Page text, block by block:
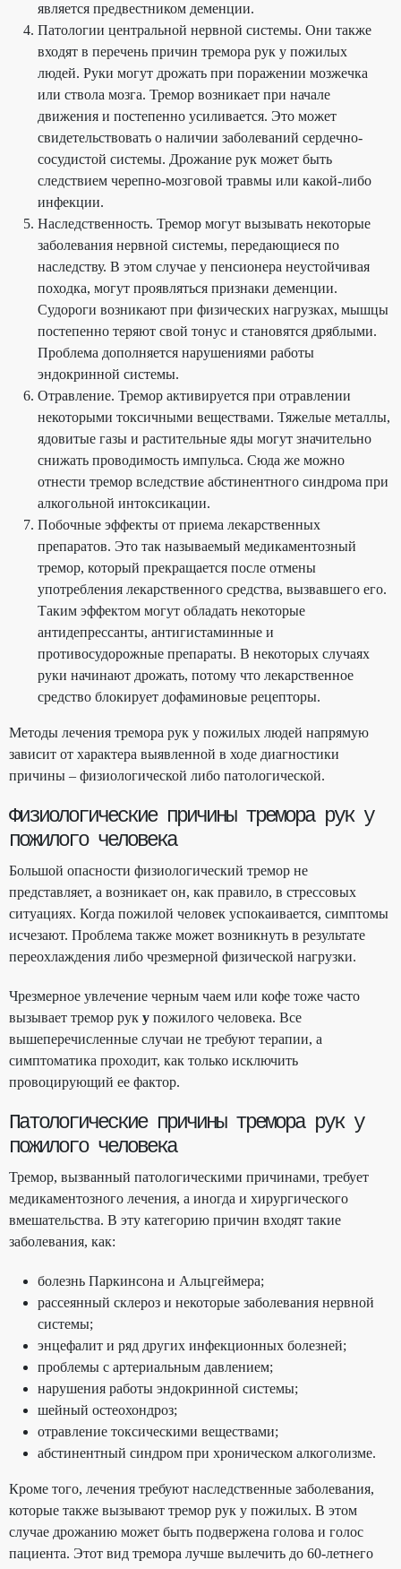
является предвестником деменции.
Патологии центральной нервной системы. Они также
входят в перечень причин тремора рук у пожилых
людей. Руки могут дрожать при поражении мозжечка
или ствола мозга. Тремор возникает при начале
движения и постепенно усиливается. Это может
свидетельствовать о наличии заболеваний сердечно-
сосудистой системы. Дрожание рук может быть
следствием черепно-мозговой травмы или какой-либо
инфекции.
Наследственность. Тремор могут вызывать некоторые
заболевания нервной системы, передающиеся по
наследству. В этом случае у пенсионера неустойчивая
походка, могут проявляться признаки деменции.
Судороги возникают при физических нагрузках, мышцы
постепенно теряют свой тонус и становятся дряблыми.
Проблема дополняется нарушениями работы
эндокринной системы.
Отравление. Тремор активируется при отравлении
некоторыми токсичными веществами. Тяжелые металлы,
ядовитые газы и растительные яды могут значительно
снижать проводимость импульса. Сюда же можно
отнести тремор вследствие абстинентного синдрома при
алкогольной интоксикации.
Побочные эффекты от приема лекарственных
препаратов. Это так называемый медикаментозный
тремор, который прекращается после отмены
употребления лекарственного средства, вызвавшего его.
Таким эффектом могут обладать некоторые
антидепрессанты, антигистаминные и
противосудорожные препараты. В некоторых случаях
руки начинают дрожать, потому что лекарственное
средство блокирует дофаминовые рецепторы.
Методы лечения тремора рук у пожилых людей напрямую
зависит от характера выявленной в ходе диагностики
причины – физиологической либо патологической.
Физиологические причины тремора рук у
пожилого человека
Большой опасности физиологический тремор не
представляет, а возникает он, как правило, в стрессовых
ситуациях. Когда пожилой человек успокаивается, симптомы
исчезают. Проблема также может возникнуть в результате
переохлаждения либо чрезмерной физической нагрузки.
Чрезмерное увлечение черным чаем или кофе тоже часто
вызывает тремор рук у пожилого человека. Все
вышеперечисленные случаи не требуют терапии, а
симптоматика проходит, как только исключить
провоцирующий ее фактор.
Патологические причины тремора рук у
пожилого человека
Тремор, вызванный патологическими причинами, требует
медикаментозного лечения, а иногда и хирургического
вмешательства. В эту категорию причин входят такие
заболевания, как:
болезнь Паркинсона и Альцгеймера;
рассеянный склероз и некоторые заболевания нервной
системы;
энцефалит и ряд других инфекционных болезней;
проблемы с артериальным давлением;
нарушения работы эндокринной системы;
шейный остеохондроз;
отравление токсическими веществами;
абстинентный синдром при хроническом алкоголизме.
Кроме того, лечения требуют наследственные заболевания,
которые также вызывают тремор рук у пожилых. В этом
случае дрожанию может быть подвержена голова и голос
пациента. Этот вид тремора лучше вылечить до 60-летнего